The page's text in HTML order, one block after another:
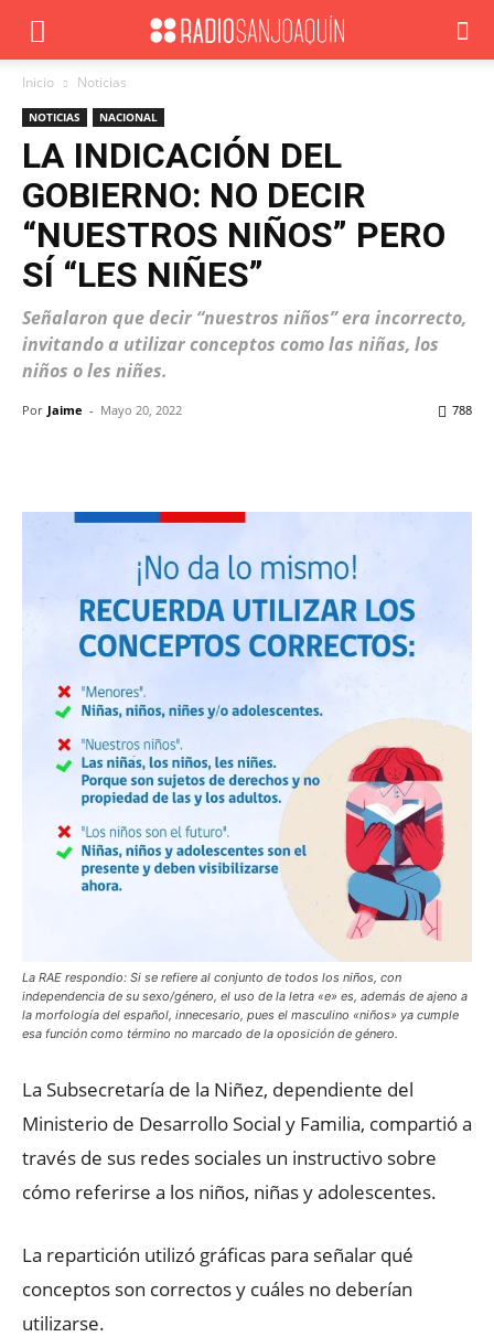
Inicio Noticias
NOTICIAS NACIONAL
LA INDICACIÓN DEL
GOBIERNO: NO DECIR
“NUESTROS NIÑOS” PERO
SÍ “LES NIÑES”
Señalaron que decir “nuestros niños” era incorrecto,
invitando a utilizar conceptos como las niñas, los
niños o les niñes.
Por Jaime - Mayo 20, 2022 788
La RAE respondio: Si se refiere al conjunto de todos los niños, con
independencia de su sexo/género, el uso de la letra «e» es, además de ajeno a
la morfología del español, innecesario, pues el masculino «niños» ya cumple
esa función como término no marcado de la oposición de género.
La Subsecretaría de la Niñez, dependiente del
Ministerio de Desarrollo Social y Familia, compartió a
través de sus redes sociales un instructivo sobre
cómo referirse a los niños, niñas y adolescentes.
La repartición utilizó gráficas para señalar qué
conceptos son correctos y cuáles no deberían
utilizarse.